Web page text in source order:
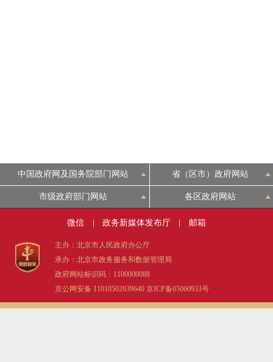
中国政府网及国务院部门网站 省（区市）政府网站
市级政府部门网站 各区政府网站
微信 政务新媒体发布厅 邮箱
主办：北京市人民政府办公厅
承办：北京市政务服务和数据管理局
政府网站标识码：1100000088
京公网安备 11010502039640 京ICP备05060933号